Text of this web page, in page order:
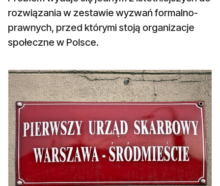
rozwiązania w zestawie wyzwań formalno-
prawnych, przed którymi stoją organizacje
społeczne w Polsce.